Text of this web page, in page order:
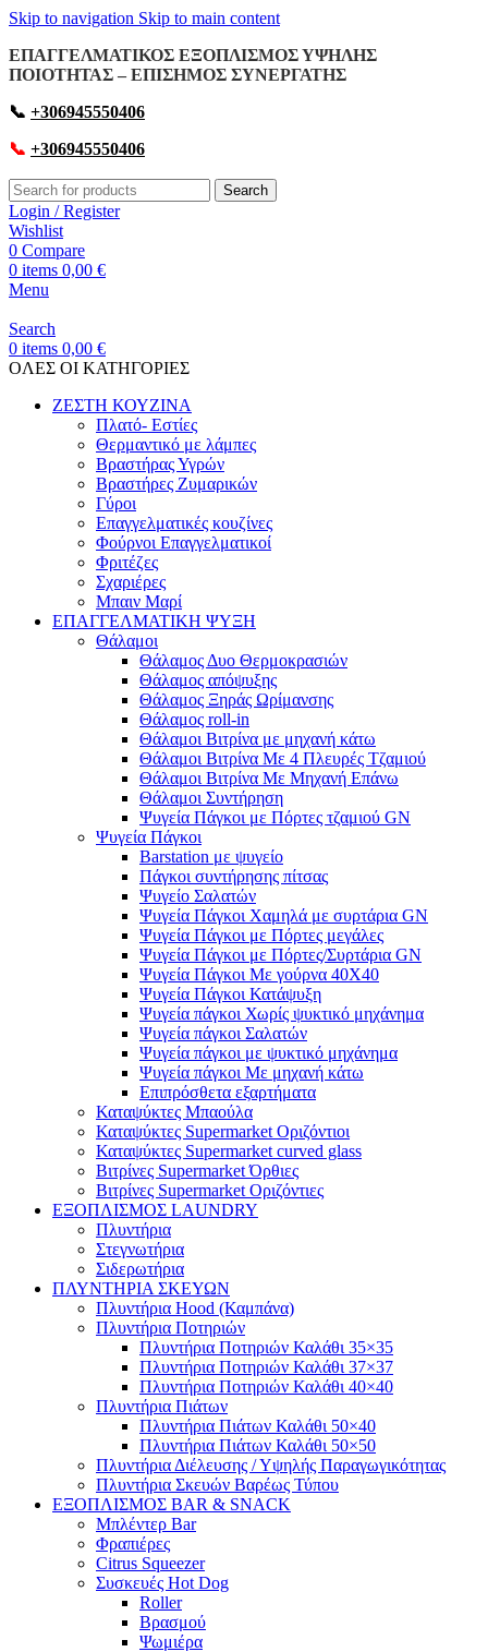
Skip to navigation Skip to main content
ΕΠΑΓΓΕΛΜΑΤΙΚΟΣ ΕΞΟΠΛΙΣΜΟΣ ΥΨΗΛΗΣ
ΠΟΙΟΤΗΤΑΣ – ΕΠΙΣΗΜΟΣ ΣΥΝΕΡΓΑΤΗΣ
📞 +306945550406
📞 +306945550406
Search
Login / Register
Wishlist
0 Compare
0 items 0,00 €
Menu
Search
0 items 0,00 €
OΛΕΣ ΟΙ ΚΑΤΗΓΟΡΙΕΣ
ΖΕΣΤΗ ΚΟΥΖΙΝΑ
Πλατό- Εστίες
Θερμαντικό με λάμπες
Βραστήρας Υγρών
Βραστήρες Ζυμαρικών
Γύροι
Επαγγελματικές κουζίνες
Φούρνοι Επαγγελματικοί
Φριτέζες
Σχαριέρες
Μπαιν Μαρί
ΕΠΑΓΓΕΛΜΑΤΙΚΗ ΨΥΞΗ
Θάλαμοι
Θάλαμος Δυο Θερμοκρασιών
Θάλαμος απόψυξης
Θάλαμος Ξηράς Ωρίμανσης
Θάλαμος roll-in
Θάλαμοι Βιτρίνα με μηχανή κάτω
Θάλαμοι Βιτρίνα Με 4 Πλευρές Τζαμιού
Θάλαμοι Βιτρίνα Με Μηχανή Επάνω
Θάλαμοι Συντήρηση
Ψυγεία Πάγκοι με Πόρτες τζαμιού GN
Ψυγεία Πάγκοι
Barstation με ψυγείο
Πάγκοι συντήρησης πίτσας
Ψυγείο Σαλατών
Ψυγεία Πάγκοι Χαμηλά με συρτάρια GN
Ψυγεία Πάγκοι με Πόρτες μεγάλες
Ψυγεία Πάγκοι με Πόρτες/Συρτάρια GN
Ψυγεία Πάγκοι Με γούρνα 40Χ40
Ψυγεία Πάγκοι Κατάψυξη
Ψυγεία πάγκοι Χωρίς ψυκτικό μηχάνημα
Ψυγεία πάγκοι Σαλατών
Ψυγεία πάγκοι με ψυκτικό μηχάνημα
Ψυγεία πάγκοι Με μηχανή κάτω
Επιπρόσθετα εξαρτήματα
Καταψύκτες Μπαούλα
Καταψύκτες Supermarket Οριζόντιοι
Καταψύκτες Supermarket curved glass
Βιτρίνες Supermarket Όρθιες
Βιτρίνες Supermarket Οριζόντιες
ΕΞΟΠΛΙΣΜΟΣ LAUNDRY
Πλυντήρια
Στεγνωτήρια
Σιδερωτήρια
ΠΛΥΝΤΗΡΙΑ ΣΚΕΥΩΝ
Πλυντήρια Hood (Καμπάνα)
Πλυντήρια Ποτηριών
Πλυντήρια Ποτηριών Καλάθι 35×35
Πλυντήρια Ποτηριών Καλάθι 37×37
Πλυντήρια Ποτηριών Καλάθι 40×40
Πλυντήρια Πιάτων
Πλυντήρια Πιάτων Καλάθι 50×40
Πλυντήρια Πιάτων Καλάθι 50×50
Πλυντήρια Διέλευσης / Υψηλής Παραγωγικότητας
Πλυντήρια Σκευών Βαρέως Τύπου
ΕΞΟΠΛΙΣΜΟΣ BAR & SNACK
Μπλέντερ Bar
Φραπιέρες
Citrus Squeezer
Συσκευές Hot Dog
Roller
Βρασμού
Ψωμιέρα